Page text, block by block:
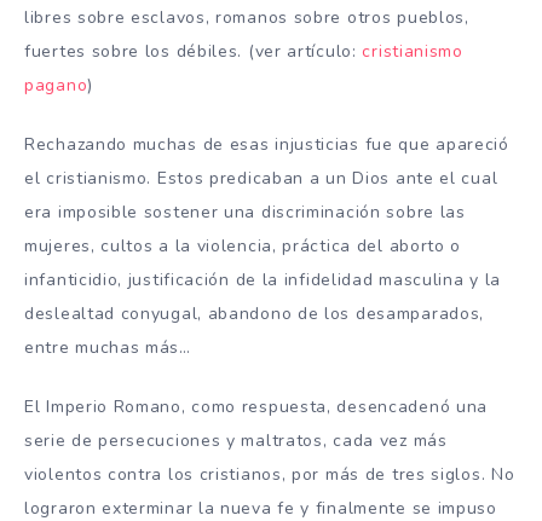
libres sobre esclavos, romanos sobre otros pueblos,
fuertes sobre los débiles. (ver artículo: cristianismo
pagano)
Rechazando muchas de esas injusticias fue que apareció
el cristianismo. Estos predicaban a un Dios ante el cual
era imposible sostener una discriminación sobre las
mujeres, cultos a la violencia, práctica del aborto o
infanticidio, justificación de la infidelidad masculina y la
deslealtad conyugal, abandono de los desamparados,
entre muchas más…
El Imperio Romano, como respuesta, desencadenó una
serie de persecuciones y maltratos, cada vez más
violentos contra los cristianos, por más de tres siglos. No
lograron exterminar la nueva fe y finalmente se impuso